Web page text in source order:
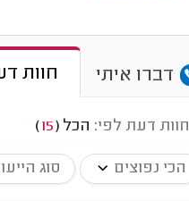
דברו איתי חוות
חוות דעת לפי: הכל (
15
)
הכי נפוצים סוג